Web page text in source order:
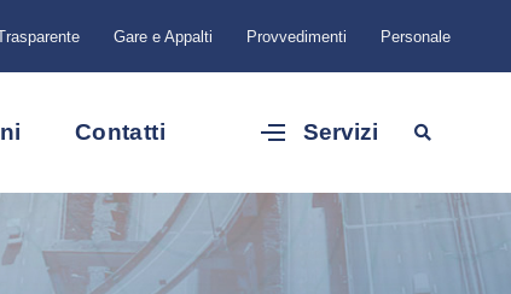
Gare e Appalti Provvedimenti Personale
Contatti Servizi